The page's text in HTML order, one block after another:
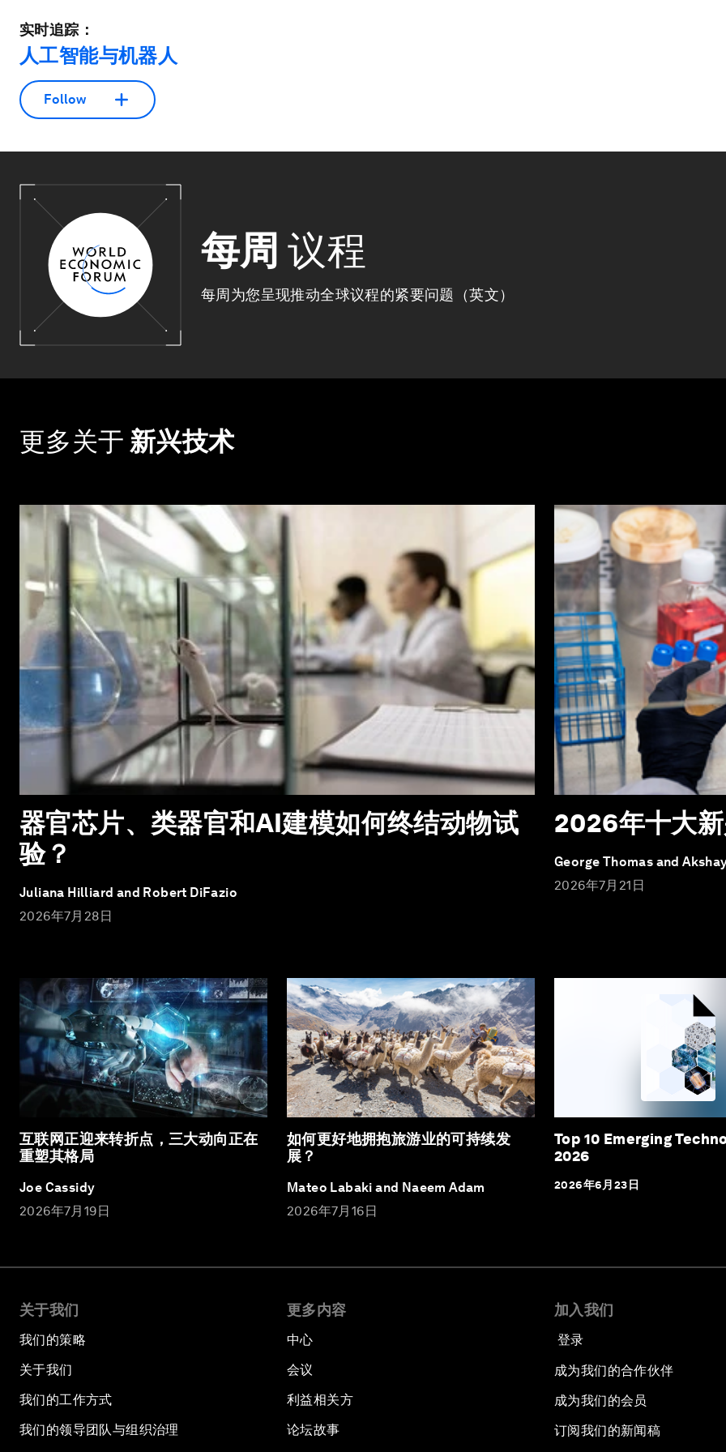
实时追踪：
人工智能与机器人
Follow
每周 议程
每周为您呈现推动全球议程的紧要问题（英文）
更多关于 新兴技术
器官芯片、类器官和AI建模如何终结动物试
验？
Juliana Hilliard and Robert DiFazio
2026年7月28日
2026年十大
George Thomas and
2026年7月21日
互联网正迎来转折点，三大动向正在
重塑其格局
Joe Cassidy
2026年7月19日
如何更好地拥抱旅游业的可持续发
展？
Mateo Labaki and Naeem Adam
2026年7月16日
Top 10 Emerging
2026
2026年6月23日
关于我们
我们的策略
关于我们
我们的工作方式
我们的领导团队与组织治理
更多内容
中心
会议
利益相关方
论坛故事
加入我们
登录
成为我们的合作伙伴
成为我们的会员
订阅我们的新闻稿